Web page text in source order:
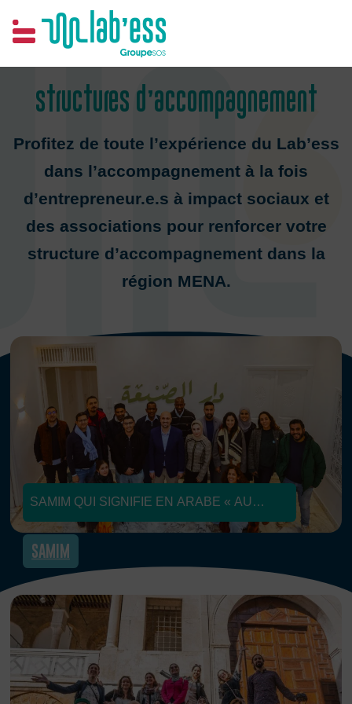
Samim
Structures d’accompagnement
Profitez de toute l’expérience du Lab’ess
dans l’accompagnement à la fois
d’entrepreneur.e.s à impact sociaux et
des associations pour renforcer votre
structure d’accompagnement dans la
région MENA.
SAMIM QUI SIGNIFIE EN ARABE « AU
COEUR » ENTEND RENFORCER LA
STRUCTURATION DE LA SOCIÉTÉ CIVILE
DANS LA RÉPONSE AUX ENJEUX DE
DÉVELOPPEMENT DURABLE DES VILLES
PAR LE LANCEMENT D’UN RÉSEAU DE
STRUCTURES D’ACCOMPAGNEMENT
DANS LA RÉGION ET L’AMÉLIORATION
SAMIM